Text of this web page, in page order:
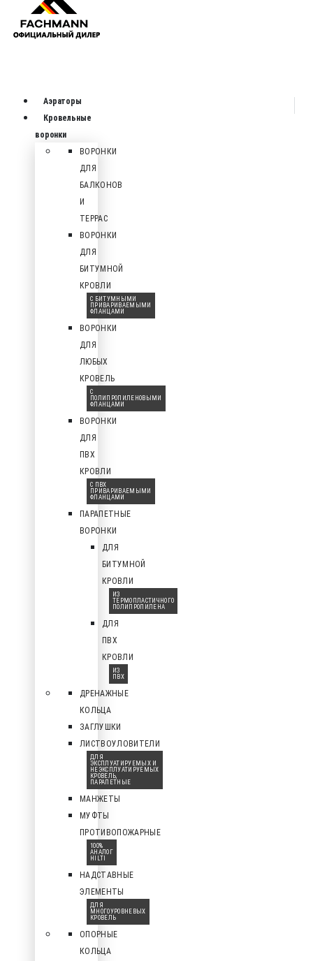
Аэраторы
Кровельные
воронки
ВОРОНКИ
ДЛЯ
БАЛКОНОВ
И
ТЕРРАС
ВОРОНКИ
ДЛЯ
БИТУМНОЙ
КРОВЛИ
С БИТУМНЫМИ
ПРИВАРИВАЕМЫМИ
ФЛАНЦАМИ
ВОРОНКИ
ДЛЯ
ЛЮБЫХ
КРОВЕЛЬ
С
ПОЛИПРОПИЛЕНОВЫМИ
ФЛАНЦАМИ
ВОРОНКИ
ДЛЯ
ПВХ
КРОВЛИ
С ПВХ
ПРИВАРИВАЕМЫМИ
ФЛАНЦАМИ
ПАРАПЕТНЫЕ
ВОРОНКИ
ДЛЯ
БИТУМНОЙ
КРОВЛИ
ИЗ
ТЕРМОПЛАСТИЧНОГО
ПОЛИПРОПИЛЕНА
ДЛЯ
ПВХ
КРОВЛИ
ИЗ
ПВХ
ДРЕНАЖНЫЕ
КОЛЬЦА
ЗАГЛУШКИ
ЛИСТВОУЛОВИТЕЛИ
ДЛЯ
ЭКСПЛУАТИРУЕМЫХ И
НЕЭКСПЛУАТИРУЕМЫХ
КРОВЕЛЬ,
ПАРАПЕТНЫЕ
МАНЖЕТЫ
МУФТЫ
ПРОТИВОПОЖАРНЫЕ
100%
АНАЛОГ
HILTI
НАДСТАВНЫЕ
ЭЛЕМЕНТЫ
ДЛЯ
МНОГОУРОВНЕВЫХ
КРОВЕЛЬ
ОПОРНЫЕ
КОЛЬЦА